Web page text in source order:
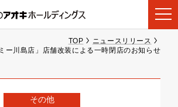
TOP
ニュースリリース
ミー川島店」店舗改装による一時閉店のお知らせ
その他